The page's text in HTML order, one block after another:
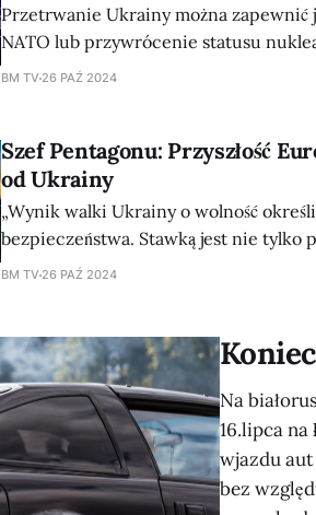
Przetrwanie Ukrainy można
NATO lub przywrócenie statusu
Północnoatlantycki. „Wybieramy
ludzi są żywi. I dzięki Bogu. Dlatego
BM TV 26 PAŹ 2024
Szef Pentagonu: Przyszłość
od Ukrainy
„Wynik walki Ukrainy o wolność
bezpieczeństwa. Stawką jest nie tylko
NATO i bezpieczeństwo Ameryki” –
zaznaczył, że wojna na Ukrainie ma
BM TV 26 PAŹ 2024
Na
16.lipca
wjazdu
bez